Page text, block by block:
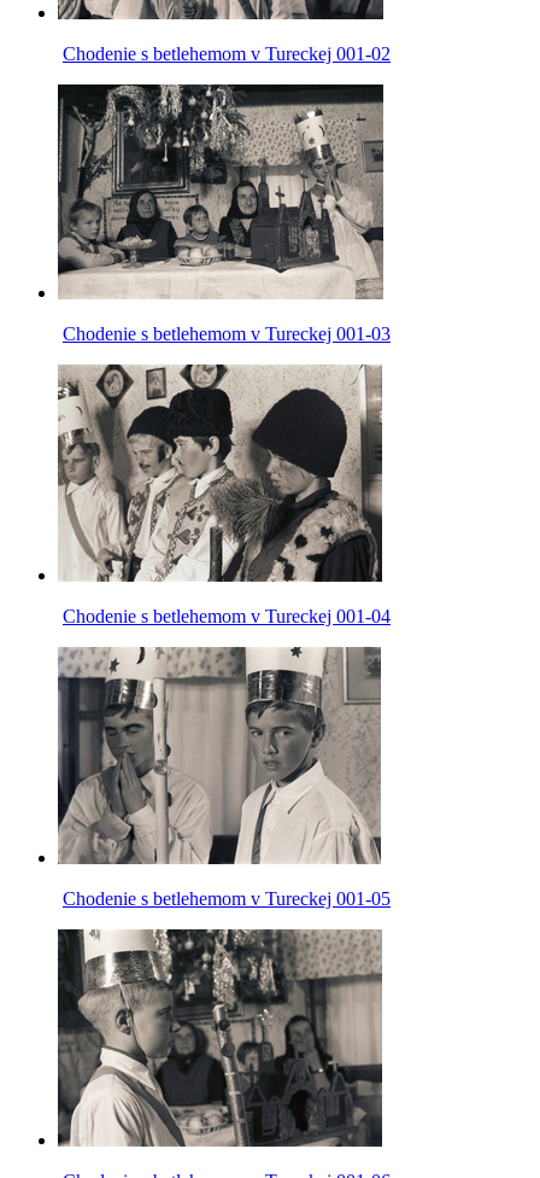
Chodenie s betlehemom v Tureckej 001-02
Chodenie s betlehemom v Tureckej 001-03
Chodenie s betlehemom v Tureckej 001-04
Chodenie s betlehemom v Tureckej 001-05